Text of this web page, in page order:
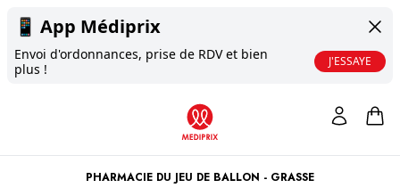
📱 App Médiprix
Envoi d'ordonnances, prise de RDV et bien
plus !
J'ESSAYE
PHARMACIE DU JEU DE BALLON - GRASSE